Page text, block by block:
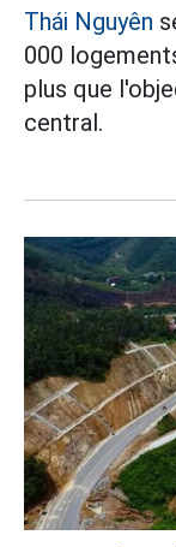
Thái Nguyên
000
plus que
central.